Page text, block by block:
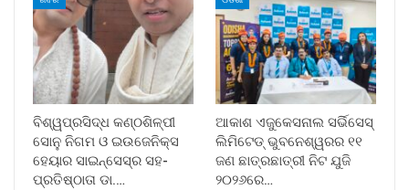
ବିଶ୍ୱପ୍ରସିଦ୍ଧ କଣ୍ଠଶିଳ୍ପୀ
ସୋନୁ ନିଗମ ଓ ଇଉଜେନିକ୍ସ
ହେୟାର ସାଇନ୍ସେସ୍ର ସହ-
ପ୍ରତିଷ୍ଠାତା ଡା.…
ଆକାଶ ଏଜୁକେସନାଲ ସର୍ଭିସେସ୍
ଲିମିଟେଡ୍ ଭୁବନେଶ୍ୱରର ୧୧
ଜଣ ଛାତ୍ରଛାତ୍ରୀ ନିଟ ଯୁଜି
୨୦୨୬ରେ…